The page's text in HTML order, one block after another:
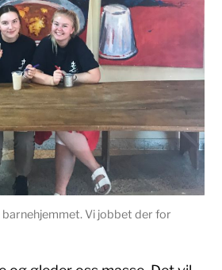
barnehjemmet. Vi jobbet der for